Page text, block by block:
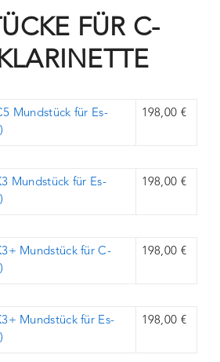
FÜR C-
Mundstück für Es-
198,00 €
Mundstück für Es-
198,00 €
Mundstück für C-
198,00 €
Mundstück für Es-
198,00 €